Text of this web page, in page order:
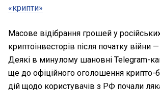
«крипти»
Масове відібрання грошей у
криптоінвесторів після початку війни
Деякі в минулому шановні Telegram-
ще до офіційного оголошення крипто-
дій щодо користувачів з РФ почали